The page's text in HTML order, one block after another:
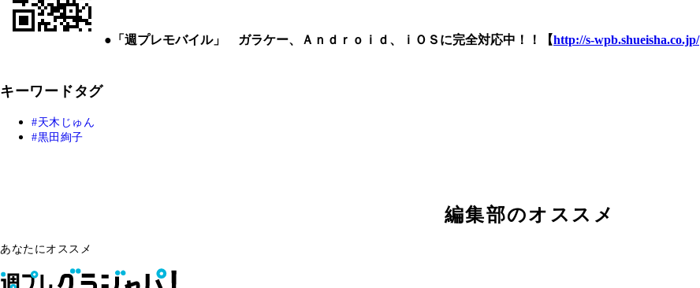
●「週プレモバイル」 ガラケー、Ａｎｄｒｏｉｄ、ｉＯＳに完全対応中！！【http://s-wpb.shueisha.co.jp/
キーワードタグ
天木じゅん
黒田絢子
編集部のオススメ
あなたにオススメ